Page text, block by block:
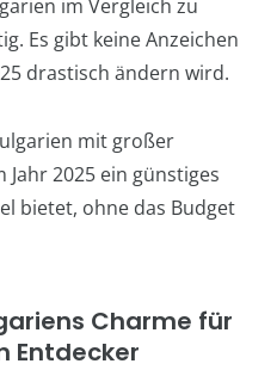
Es gibt keine Anzeichen
drastisch ändern wird.
mit großer
2025 ein günstiges
bietet, ohne das Budget
Charme für
Entdecker